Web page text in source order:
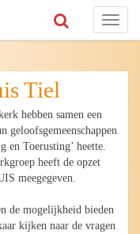
Toggle
Tiel
hebben samen een
geloofsgemeenschappen
Toerusting’ heette.
heeft de opzet
meegegeven.
de mogelijkheid bieden
kijken naar de vragen